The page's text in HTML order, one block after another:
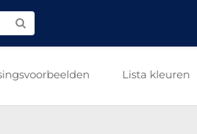
Lista kleuren